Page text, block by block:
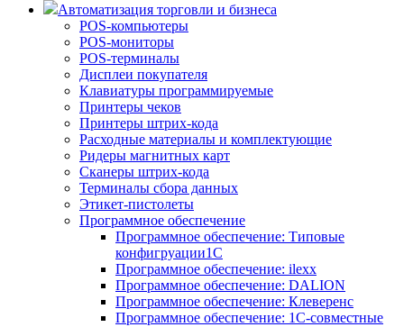
Автоматизация торговли и бизнеса
POS-компьютеры
POS-мониторы
POS-терминалы
Дисплеи покупателя
Клавиатуры программируемые
Принтеры чеков
Принтеры штрих-кода
Расходные материалы и комплектующие
Ридеры магнитных карт
Сканеры штрих-кода
Терминалы сбора данных
Этикет-пистолеты
Программное обеспечение
Программное обеспечение: Типовые
конфигруации1С
Программное обеспечение: ilexx
Программное обеспечение: DALION
Программное обеспечение: Клеверенс
Программное обеспечение: 1С-совместные